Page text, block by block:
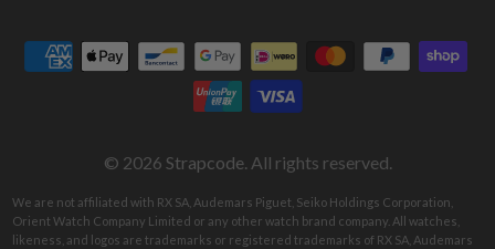
Facebook
Instagram
PinterestTumblr
TwitterYouTube
© 2026 Strapcode. All rights reserved.
We are not affiliated with RX SA, Audemars Piguet, Seiko Holdings Corporation,
Orient Watch Company Limited or any other watch brand company. All watches,
likeness, and logos are trademarks or registered trademarks of RX SA, Audemars